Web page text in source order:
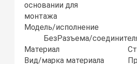
основании для
монтажа
Модель/исполнение
БезРазъема/
Материал
Вид/марка материала